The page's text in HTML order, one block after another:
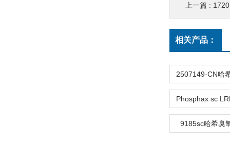
上一篇 :
相关产品：
9185sc哈希臭